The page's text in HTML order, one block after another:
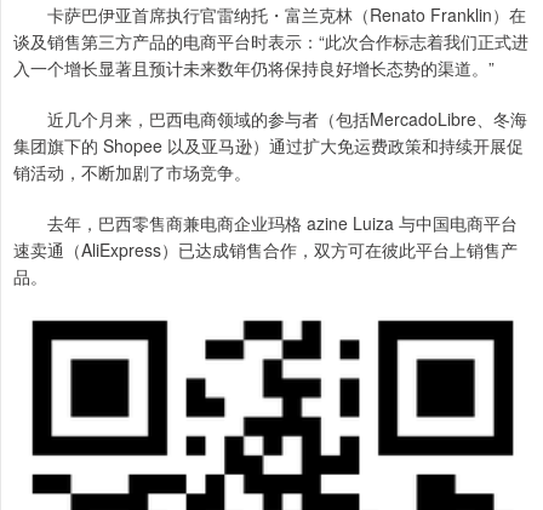
卡萨巴伊亚首席执行官雷纳托・富兰克林（Renato Franklin）在
谈及销售第三方产品的电商平台时表示：“此次合作标志着我们正式进
入一个增长显著且预计未来数年仍将保持良好增长态势的渠道。”
近几个月来，巴西电商领域的参与者（包括MercadoLibre、冬海
集团旗下的 Shopee 以及亚马逊）通过扩大免运费政策和持续开展促
销活动，不断加剧了市场竞争。
去年，巴西零售商兼电商企业玛格 azine Luiza 与中国电商平台
速卖通（AliExpress）已达成销售合作，双方可在彼此平台上销售产
品。